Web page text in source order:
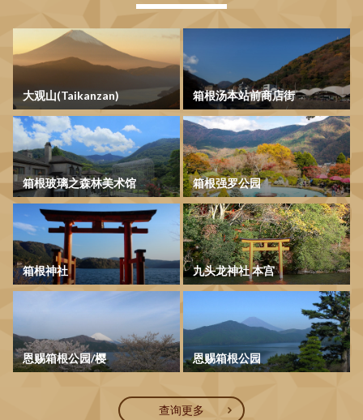
大观山(Taikanzan) 箱根汤本站前商店街
箱根玻璃之森林美术馆 箱根强罗公园
箱根神社 九头龙神社 本宫
恩赐箱根公园/樱 恩赐箱根公园
查询更多